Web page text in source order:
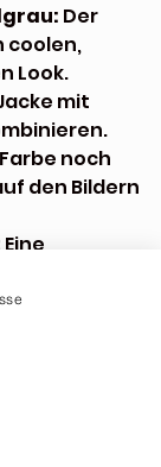
Der
coolen,
Look.
mit
noch
den Bildern
Eine
die